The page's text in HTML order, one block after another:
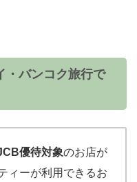
・バンコク旅行で
優待対象のお店が
ィーが利用できるお